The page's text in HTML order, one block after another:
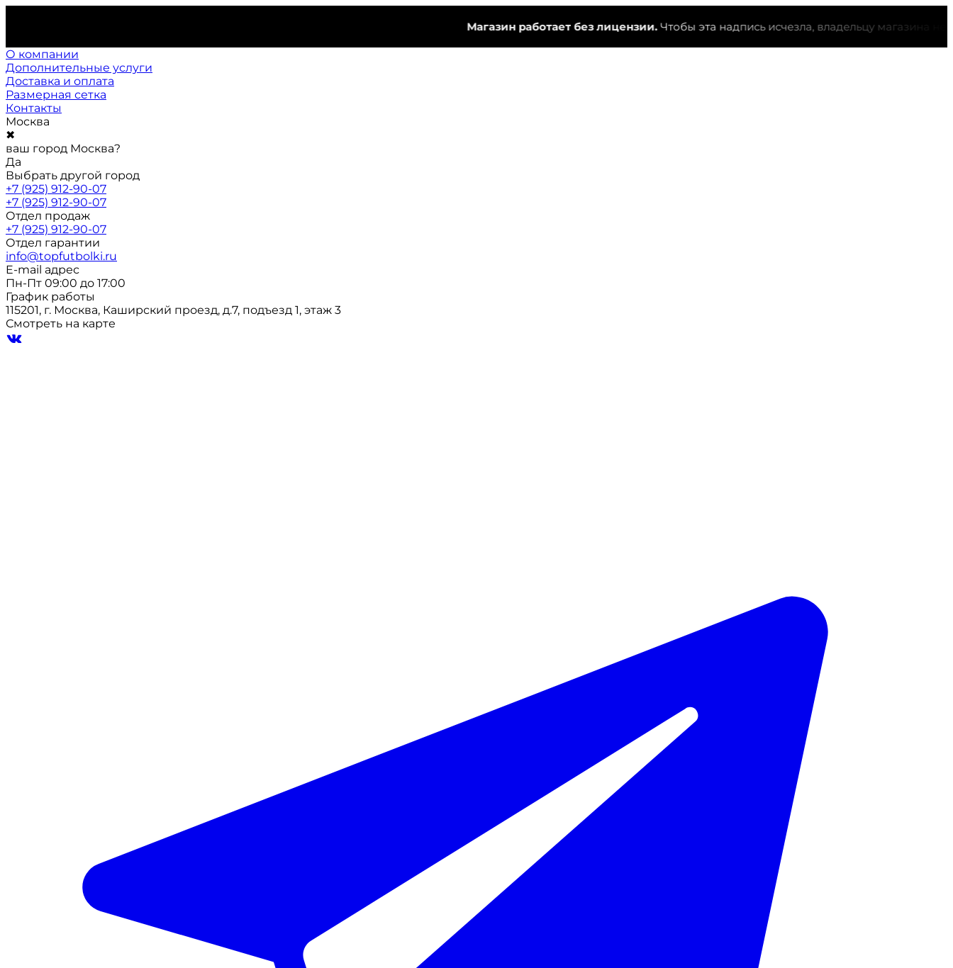
Магазин работает без лицензии.Чтобы эта надпись исчезла, владельцу магазина
О компании
Дополнительные услуги
Доставка и оплата
Размерная сетка
Контакты
Москва
✖
ваш город Москва?
Да
Выбрать другой город
+7 (925) 912-90-07
+7 (925) 912-90-07
Отдел продаж
+7 (925) 912-90-07
Отдел гарантии
info@topfutbolki.ru
E-mail адрес
Пн-Пт 09:00 до 17:00
График работы
115201, г. Москва, Каширский проезд, д.7, подъезд 1, этаж 3
Смотреть на карте